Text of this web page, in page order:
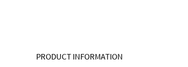
PRODUCT INFORMATION